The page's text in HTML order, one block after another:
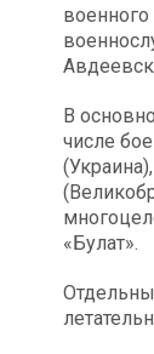
В
числе
«Булат».